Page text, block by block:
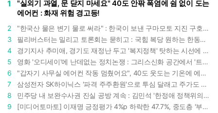
1
"실외기 과열, 문 닫지 마세요" 40도 안팎 폭염에 쉼 없이 도는
에어컨 : 화재 위험 경고등!
2
"한국산 물은 변기 물로 써라" : 한국이 보낸 구마모토 지진 구호품에 한 일본인의 '어처구니 없는' 반응
3
필리버스터는 밀리고 토론회는 묻히고 : 국힘 복당 원하는 한동훈, '검사 정치'의 한계만 드러내나
4
경기지사 추미애, 경기도 재정난 두고 '복지정책' 탓하는 시선에 정면 반박 : "고령자와 아이 인구 급증"
5
영화 '오디세이'에 난데없는 정치논쟁 : 그리스신화 공간에서 '트럼프 전쟁의 참혹함'이 보인다
6
"갑자기 사무실 에어컨 작동 멈췄어요", 40도 웃도는 기온에 에어컨도 숨이 찬다
7
삼성전자 SK하이닉스 '파격 주주환원'으로 투심 달래고 주가도 받칠까, 100조 넘는 추가 배당 재원에 쏠리는 눈
8
민주당 내 보완수사권 진실 공방 계속 : 김민석 '한정애 정책위의장' 발언 근거로 내세우자 사무총장 지낸 조승래 반박
9
[미디어토마토] 이재명 긍정평가 4%p 하락한 47.7%, 중도층 '부정 49.7% vs 긍정 42.9%'